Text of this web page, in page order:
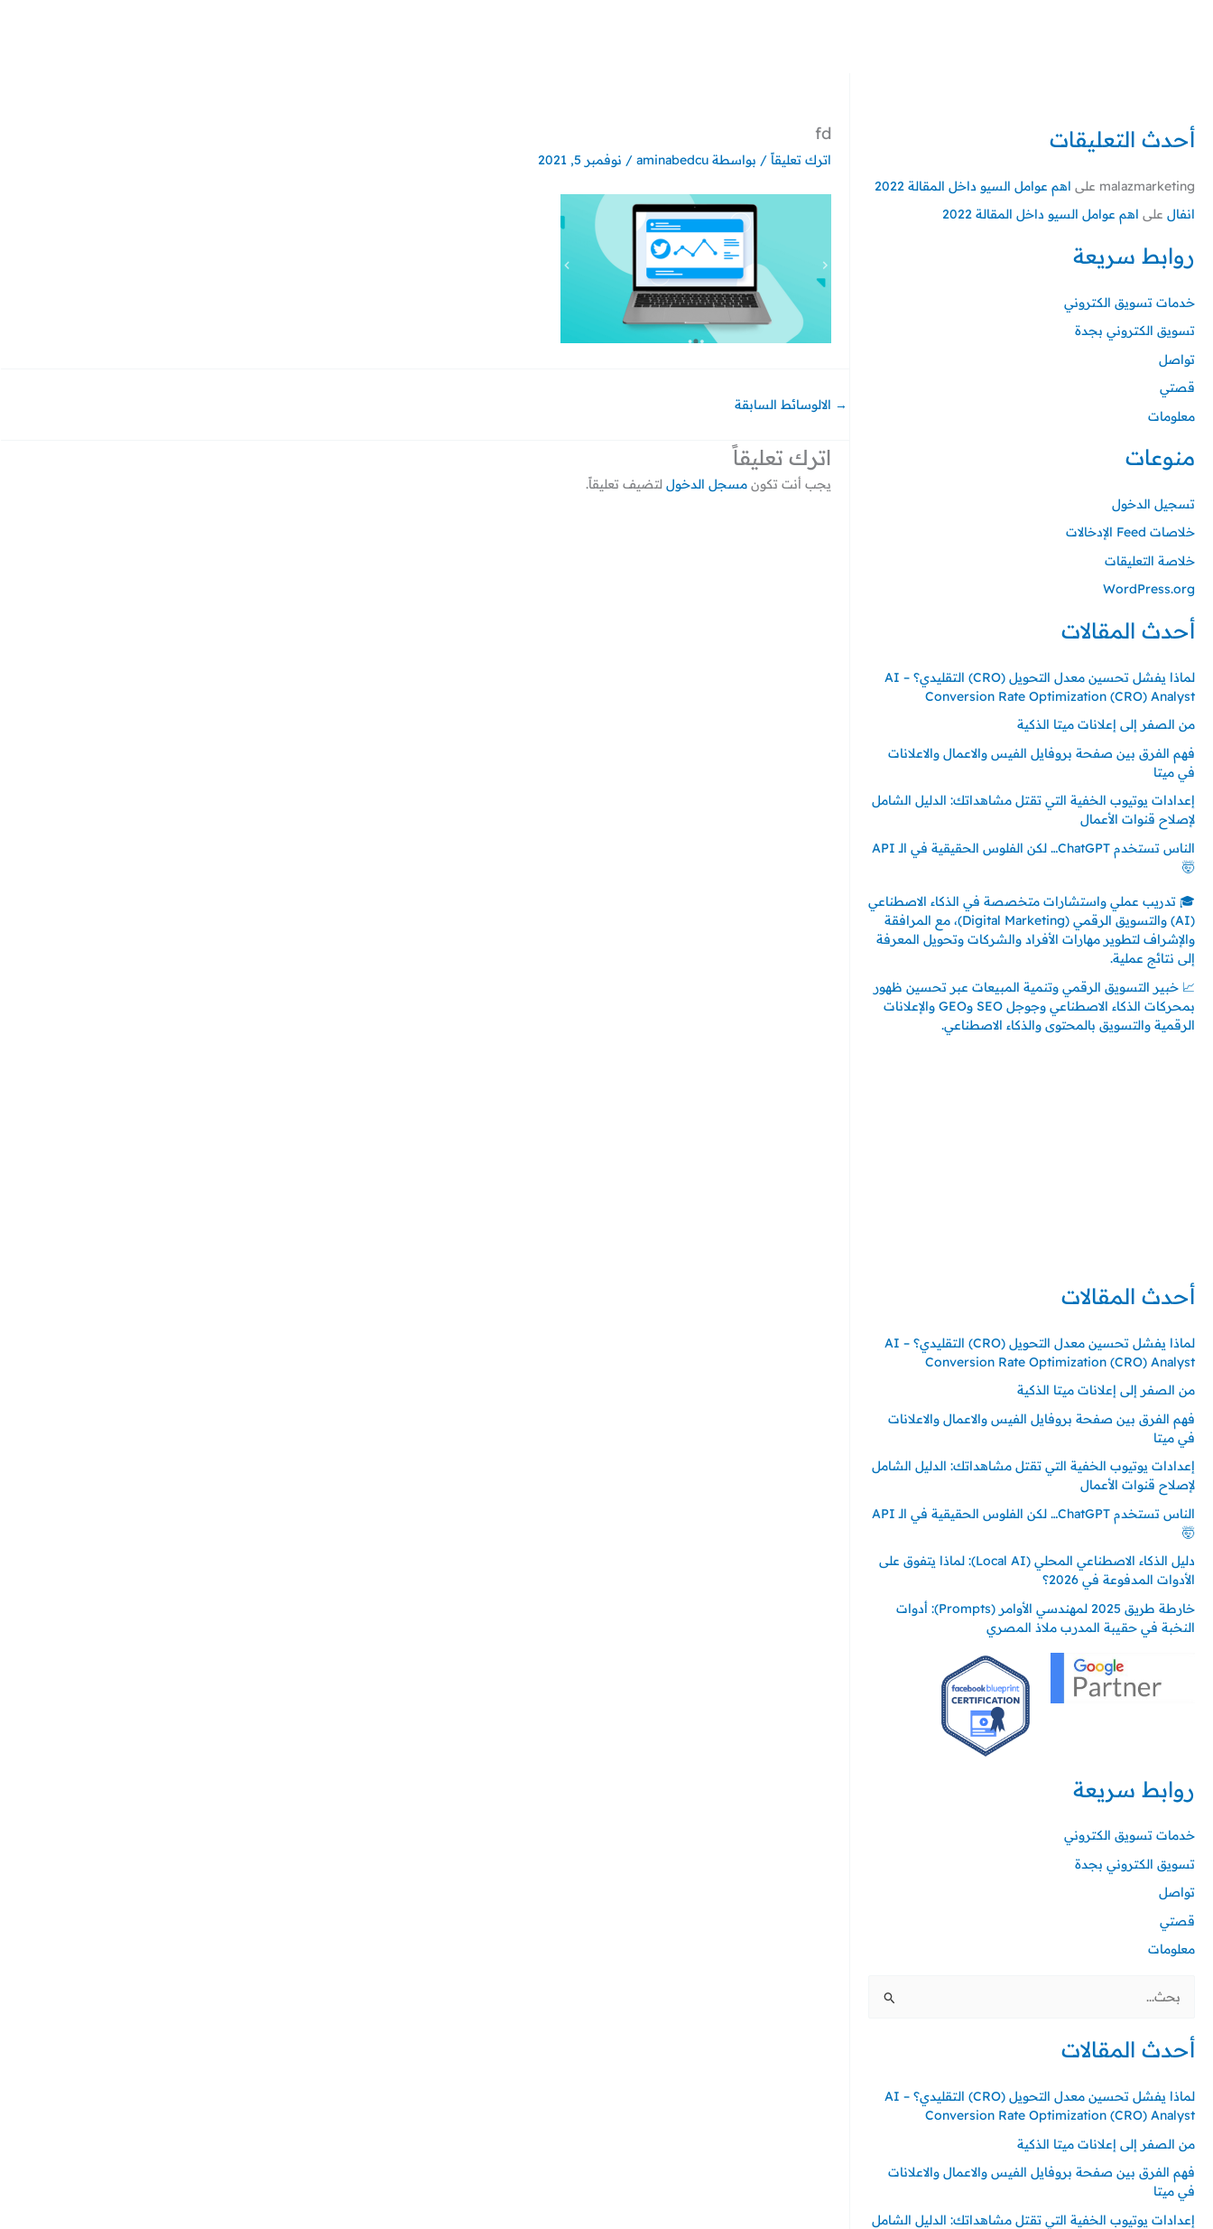
أحدث التعليقات
malazmarketing على اهم عوامل السيو داخل المقالة 2022
انفال على اهم عوامل السيو داخل المقالة 2022
روابط سريعة
خدمات تسويق الكتروني
تسويق الكتروني بجدة
تواصل
قصتي
معلومات
منوعات
تسجيل الدخول
خلاصات Feed الإدخالات
خلاصة التعليقات
WordPress.org
أحدث المقالات
لماذا يفشل تحسين معدل التحويل (CRO) التقليدي؟ – AI
Conversion Rate Optimization (CRO) Analyst
من الصفر إلى إعلانات ميتا الذكية
فهم الفرق بين صفحة بروفايل الفيس والاعمال والاعلانات
في ميتا
إعدادات يوتيوب الخفية التي تقتل مشاهداتك: الدليل الشامل
لإصلاح قنوات الأعمال
الناس تستخدم ChatGPT… لكن الفلوس الحقيقية في الـ API
🤯
🎓 تدريب عملي واستشارات متخصصة في الذكاء الاصطناعي
(AI) والتسويق الرقمي (Digital Marketing)، مع المرافقة
والإشراف لتطوير مهارات الأفراد والشركات وتحويل المعرفة
إلى نتائج عملية.
📈 خبير التسويق الرقمي وتنمية المبيعات عبر تحسين ظهور
بمحركات الذكاء الاصطناعي وجوجل SEO وGEO والإعلانات
الرقمية والتسويق بالمحتوى والذكاء الاصطناعي.
أحدث المقالات
لماذا يفشل تحسين معدل التحويل (CRO) التقليدي؟ – AI
Conversion Rate Optimization (CRO) Analyst
من الصفر إلى إعلانات ميتا الذكية
فهم الفرق بين صفحة بروفايل الفيس والاعمال والاعلانات
في ميتا
إعدادات يوتيوب الخفية التي تقتل مشاهداتك: الدليل الشامل
لإصلاح قنوات الأعمال
الناس تستخدم ChatGPT… لكن الفلوس الحقيقية في الـ API
🤯
دليل الذكاء الاصطناعي المحلي (Local AI): لماذا يتفوق على
الأدوات المدفوعة في 2026؟
خارطة طريق 2025 لمهندسي الأوامر (Prompts): أدوات
النخبة في حقيبة المدرب ملاذ المصري
روابط سريعة
خدمات تسويق الكتروني
تسويق الكتروني بجدة
تواصل
قصتي
معلومات
ث
ن
:
أحدث المقالات
لماذا يفشل تحسين معدل التحويل (CRO) التقليدي؟ – AI
Conversion Rate Optimization (CRO) Analyst
من الصفر إلى إعلانات ميتا الذكية
فهم الفرق بين صفحة بروفايل الفيس والاعمال والاعلانات
في ميتا
إعدادات يوتيوب الخفية التي تقتل مشاهداتك: الدليل الشامل
fd
اترك تعليقاً / بواسطة aminabedcu
/ نوفمبر 5, 2021
→ الالوسائط السابقة
اترك تعليقاً
يجب أنت تكونمسجل الدخول لتضيف تعليقاً.